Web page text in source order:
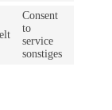
Consent
to
service
sonstiges